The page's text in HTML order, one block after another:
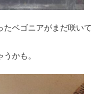
たベゴニアがまだ咲いて
かも。